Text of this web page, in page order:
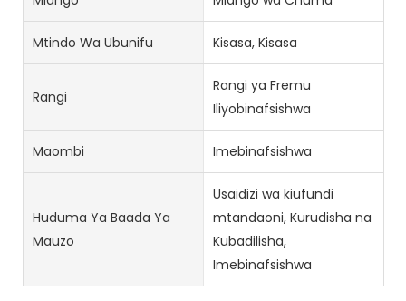
Mtindo Wa Ubunifu Kisasa, Kisasa
Rangi
Rangi ya Fremu
Iliyobinafsishwa
Maombi Imebinafsishwa
Huduma Ya Baada Ya
Mauzo
Usaidizi wa kiufundi
mtandaoni, Kurudisha na
Kubadilisha,
Imebinafsishwa